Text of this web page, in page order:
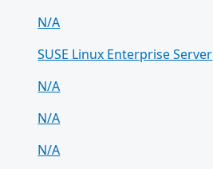
N/A
SUSE Linux Enterprise Server
N/A
N/A
N/A